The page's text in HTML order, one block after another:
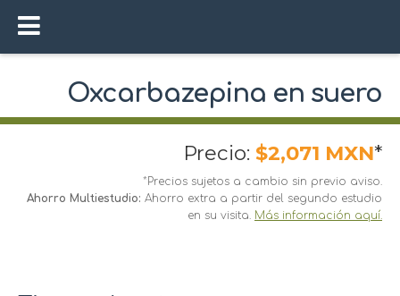
Oxcarbazepina en suero
Precio: $2,071 MXN*
*Precios sujetos a cambio sin previo aviso.
Ahorro Multiestudio: Ahorro extra a partir del segundo estudio
en su visita. Más información aquí.